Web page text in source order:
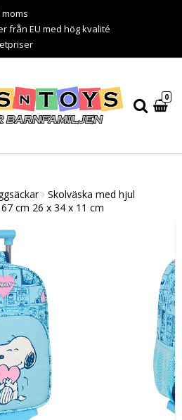
från EU med hög kvalité
0
Skolväska med hjul
cm 26 x 34 x 11 cm